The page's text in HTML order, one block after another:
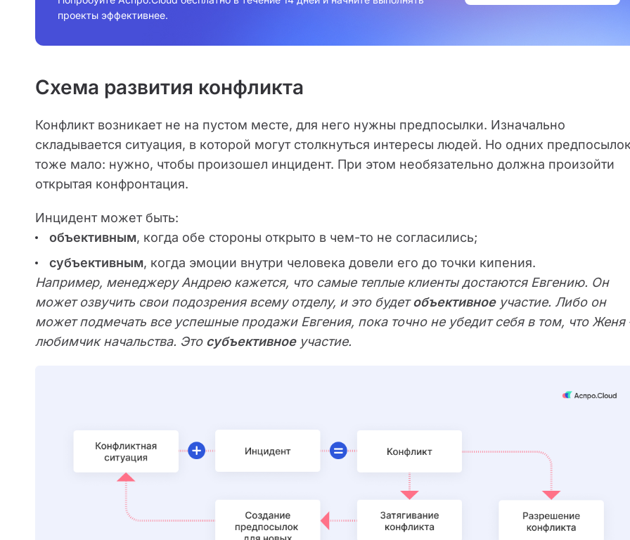
проекты эффективнее.
Схема развития конфликта
Конфликт возникает не на пустом месте, для него нужны предпосылки. Изначально
складывается ситуация, в которой могут столкнуться интересы людей. Но одних
тоже мало: нужно, чтобы произошел инцидент. При этом необязательно должна произойти
открытая конфронтация.
Инцидент может быть:
объективным, когда обе стороны открыто в чем-то не согласились;
субъективным, когда эмоции внутри человека довели его до точки кипения.
Например, менеджеру Андрею кажется, что самые теплые клиенты достаются Евгению. Он
может озвучить свои подозрения всему отделу, и это будетобъективное участие. Либо он
может подмечать все успешные продажи Евгения, пока точно не убедит себя в том, что
любимчик начальства. Это субъективное участие.